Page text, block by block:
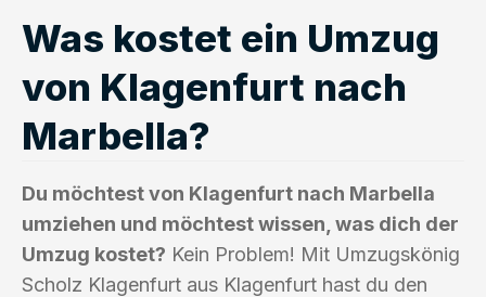
Was kostet ein Umzug
von Klagenfurt nach
Marbella?
Du möchtest von Klagenfurt nach Marbella
umziehen und möchtest wissen, was dich der
Umzug kostet? Kein Problem! Mit Umzugskönig
Scholz Klagenfurt aus Klagenfurt hast du den